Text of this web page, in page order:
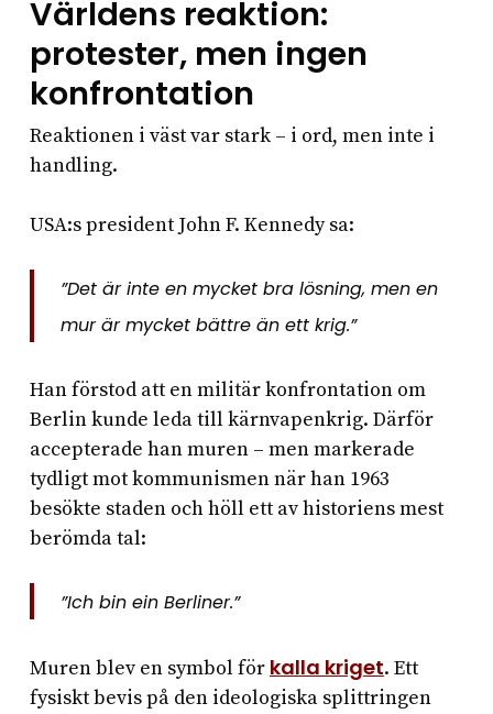
Världens reaktion:
protester, men ingen
konfrontation
Reaktionen i väst var stark – i ord, men inte i
handling.
USA:s president John F. Kennedy sa:
”Det är inte en mycket bra lösning, men en
mur är mycket bättre än ett krig.”
Han förstod att en militär konfrontation om
Berlin kunde leda till kärnvapenkrig. Därför
accepterade han muren – men markerade
tydligt mot kommunismen när han 1963
besökte staden och höll ett av historiens mest
berömda tal:
”Ich bin ein Berliner.”
Muren blev en symbol för kalla kriget. Ett
fysiskt bevis på den ideologiska splittringen